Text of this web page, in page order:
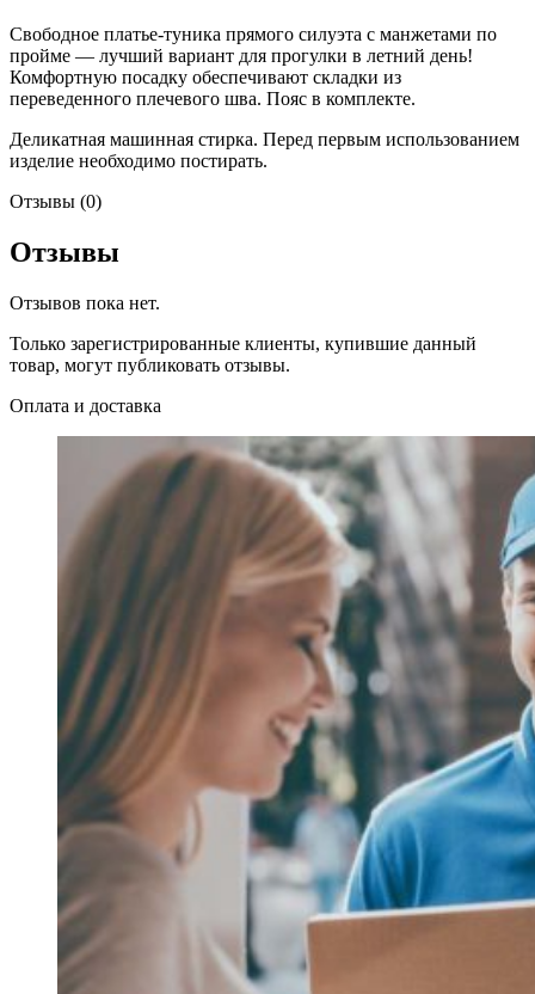
Свободное платье-туника прямого силуэта с манжетами по
пройме — лучший вариант для прогулки в летний день!
Комфортную посадку обеспечивают складки из
переведенного плечевого шва. Пояс в комплекте.
Деликатная машинная стирка. Перед первым использованием
изделие необходимо постирать.
Отзывы (0)
Отзывы
Отзывов пока нет.
Только зарегистрированные клиенты, купившие данный
товар, могут публиковать отзывы.
Оплата и доставка